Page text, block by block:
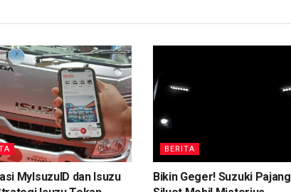
MyIsuzuID dan Isuzu
BERITA
Bikin Geger! Suzuki Pajang